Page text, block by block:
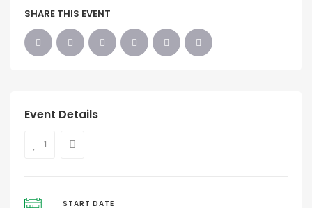
SHARE THIS EVENT
Event Details
1
START DATE